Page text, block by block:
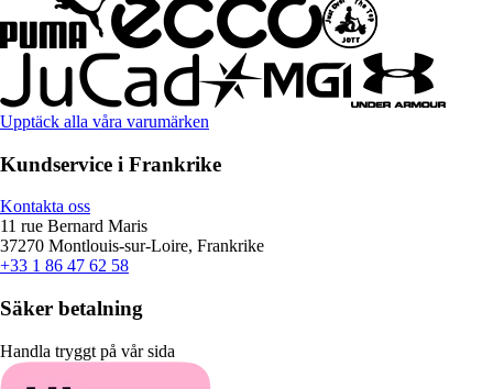
Upptäck alla våra varumärken
Kundservice i Frankrike
Kontakta oss
11 rue Bernard Maris
37270 Montlouis-sur-Loire, Frankrike
+33 1 86 47 62 58
Säker betalning
Handla tryggt på vår sida